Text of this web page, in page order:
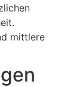
mittlere